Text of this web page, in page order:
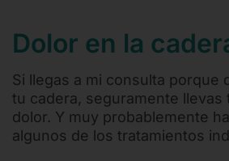
Dolor en la
Si llegas a mi consulta porque
tu cadera, seguramente llevas
dolor. Y muy probablemente
algunos de los tratamientos